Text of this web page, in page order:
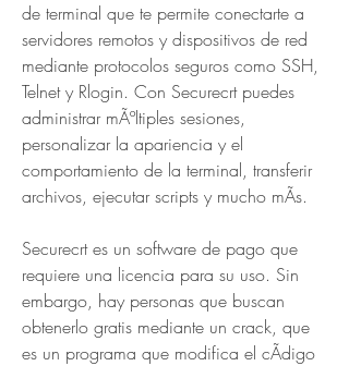
de terminal que te permite conectarte a
servidores remotos y dispositivos de red
mediante protocolos seguros como SSH,
Telnet y Rlogin. Con Securecrt puedes
administrar mÃºltiples sesiones,
personalizar la apariencia y el
comportamiento de la terminal, transferir
archivos, ejecutar scripts y mucho mÃs.
Securecrt es un software de pago que
requiere una licencia para su uso. Sin
embargo, hay personas que buscan
obtenerlo gratis mediante un crack, que
es un programa que modifica el cÃdigo